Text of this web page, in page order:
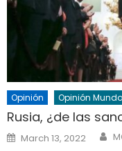
Opinión Opinión Mundo
Rusia, ¿de las
Posted
on
March 13, 2022